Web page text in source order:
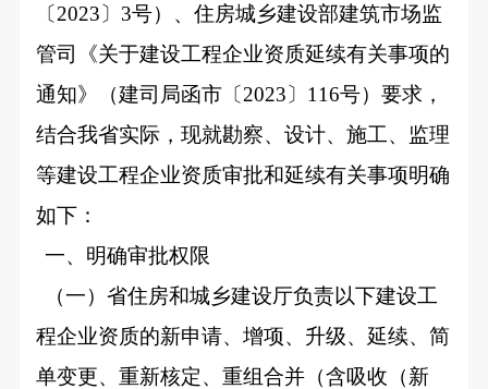
〔2023〕3号）、住房城乡建设部建筑市场监
管司《关于建设工程企业资质延续有关事项的
通知》（建司局函市〔2023〕116号）要求，
结合我省实际，现就勘察、设计、施工、监理
等建设工程企业资质审批和延续有关事项明确
如下：
一、明确审批权限
（一）省住房和城乡建设厅负责以下建设工
程企业资质的新申请、增项、升级、延续、简
单变更、重新核定、重组合并（含吸收（新